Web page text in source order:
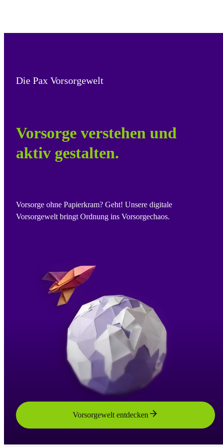
Die Pax Vorsorgewelt
Vorsorge verstehen und
aktiv gestalten.
Vorsorge ohne Papierkram? Geht! Unsere digitale
Vorsorgewelt bringt Ordnung ins Vorsorgechaos.
Vorsorgewelt entdecken